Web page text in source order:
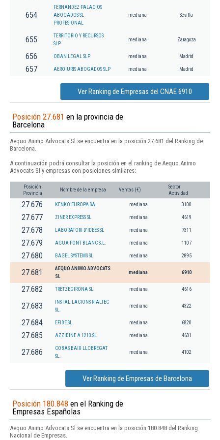
654
FERNANDEZ PALACIOS
ABOGADOS SL
PROFESIONAL
mediana Sevilla
655
TERRITORIO Y RECURSOS
SLP
mediana Zaragoza
656 OBAN LEGAL SLP. mediana Madrid
657 AEROIURIS ABOGADOS SLP mediana Madrid
Ver Ranking de Empresas del CNAE 6910
Posición 27.681 en la provincia de
Barcelona
Aequo Animo Advocats Sl se encuentra en la posición 27.681 del Ranking de
Barcelona.
A continuación podrá consultar la posición en el ranking de Aequo Animo
Advocats Sl y empresas con posiciones similares:
Posición
Provincia
Nombre de la empresa Ventas (€)
Sector
Actividad
27.676 KENKO EUROPA SA mediana 3100
27.677 ZINER EXPRESS SL mediana 4619
27.678 LABORATORI D'IDEES SL mediana 7311
27.679 AGUA FONT BLANC S.L. mediana 1107
27.680 BAGEL SYSTEMS SL mediana 2895
27.681
AEQUO ANIMO ADVOCATS
SL
mediana 6910
27.682 TRETZEGIRONA SL. mediana 4616
27.683
INSTAL.LACIONS RIALTEC
SL.
mediana 4322
27.684 EFIDE SL mediana 6820
27.685 AZZIDINE A 1213 SL mediana 4631
27.686
COBAS BAIX LLOBREGAT
SL.
mediana 4102
Ver Ranking de Empresas de Barcelona
Posición 180.848 en el Ranking de
Empresas Españolas
Aequo Animo Advocats Sl se encuentra en la posición 180.848 del Ranking
Nacional de Empresas.